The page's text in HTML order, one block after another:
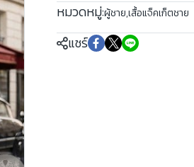
หมวดหมู่:ผู้ชาย,เสื้อแจ็คเก็ตชาย
แชร์